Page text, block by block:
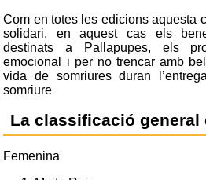
Com en totes les edicions aquesta
solidari, en aquest cas els
destinats a Pallapupes, els
emocional i per no trencar amb
vida de somriures duran
somriure
La classificació general
Femenina